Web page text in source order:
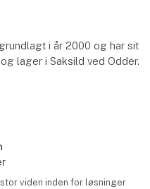
i år 2000 og har sit
lager i Saksild ved Odder.
viden inden for løsninger